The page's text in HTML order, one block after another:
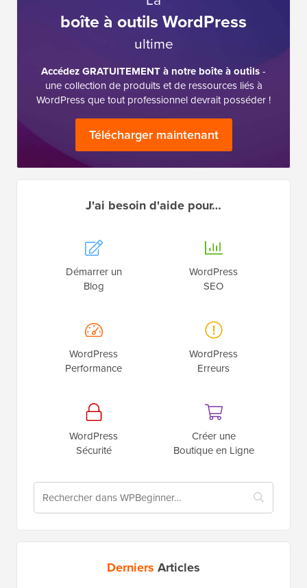
boîte à outils WordPress
ultime
Accédez GRATUITEMENT à notre boîte à outils-
une collection de produits et de ressources liés à
WordPress que tout professionnel devrait posséder !
Télécharger maintenant
J'ai besoin d'aide pour…
Démarrer un
Blog
WordPress
SEO
WordPress
Performance
WordPress
Erreurs
WordPress
Sécurité
Créer une
Boutique en Ligne
Derniers Articles